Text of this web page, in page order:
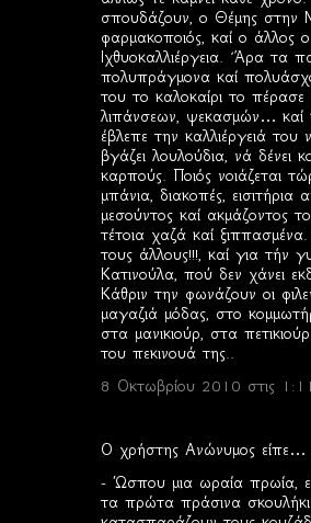
σπουδάζουν, ο Θέμης στην
φαρμακοποιός, καί ο άλλος
Ιχθυοκαλλιέργεια. ’Άρα τα
πολυπράγμονα καί
του το καλοκαίρι το πέρασε
λιπάνσεων, ψεκασμών…
έβλεπε την καλλιέργειά του
βγάζει λουλούδια, νά δένει
καρπούς. Ποιός νοιάζεται
μπάνια, διακοπές, εισιτήρια
μεσούντος καί ακμάζοντος
τέτοια χαζά καί
τους άλλους!!!, καί για τήν
Κατινούλα, πού δεν χάνει
Κάθριν την φωνάζουν οι
μαγαζιά μόδας, στο
στα μανικιούρ, στα
του πεκινουά της..
8 Οκτωβρίου 2010 στις
Ο χρήστης Ανώνυμος είπε…
- Ώσπου μια ωραία πρωία,
τα πρώτα πράσινα